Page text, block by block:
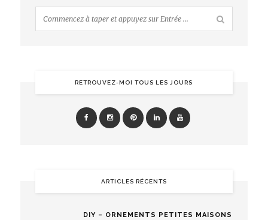
RETROUVEZ-MOI TOUS LES JOURS
ARTICLES RÉCENTS
DIY – ORNEMENTS PETITES MAISONS